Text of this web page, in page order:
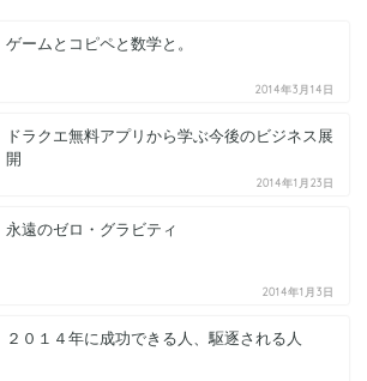
ゲームとコピペと数学と。
2014年3月14日
ドラクエ無料アプリから学ぶ今後のビジネス展
開
2014年1月23日
永遠のゼロ・グラビティ
2014年1月3日
２０１４年に成功できる人、駆逐される人